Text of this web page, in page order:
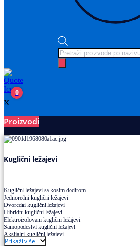
Products
search
0
X
Proizvodi
Kuglični ležajevi
Kuglični ležajevi sa kosim dodirom
Jednoredni kuglični ležajevi
Dvoredni kuglični ležajevi
Hibridni kuglični ležajevi
Elektroizolovani kuglični ležajevi
Samopodesivi kuglični ležajevi
Aksijalni kuglični ležajevi
Kuglični ležajevi od nerđajućeg čelika
Prikaži više